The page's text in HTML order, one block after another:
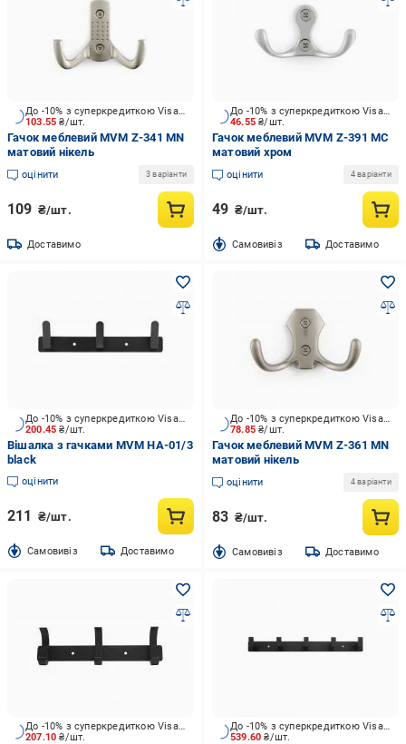
103.55₴/шт.
До -10% з суперкредиткою Visa Вигода
Гачок меблевий MVM Z-341 MN
матовий нікель
оцінити 3 варіанти
109 ₴/шт.
Доставимо
46.55₴/шт.
До -10% з суперкредиткою Visa Вигода
Гачок меблевий MVM Z-391 MC
матовий хром
оцінити 4 варіанти
49 ₴/шт.
Cамовивіз Доставимо
200.45₴/шт.
До -10% з суперкредиткою Visa Вигода
Вішалка з гачками MVM HA-01/3
black
оцінити
211 ₴/шт.
Cамовивіз Доставимо
78.85₴/шт.
До -10% з суперкредиткою Visa Вигода
Гачок меблевий MVM Z-361 MN
матовий нікель
оцінити 4 варіанти
83 ₴/шт.
Cамовивіз Доставимо
207.10₴/шт.
До -10% з суперкредиткою Visa Вигода
539.60₴/шт.
До -10% з суперкредиткою Visa Вигода